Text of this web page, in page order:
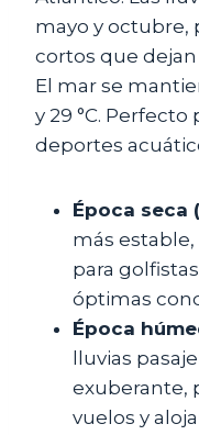
mayo y octubre,
cortos que dejan
El mar se
y 29 °C.
deportes
Época seca
más
para
óptimas
Época
lluvias
exuberante,
vuelos y